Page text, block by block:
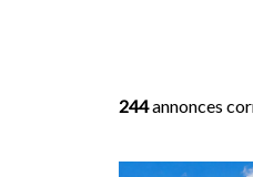
244annonces